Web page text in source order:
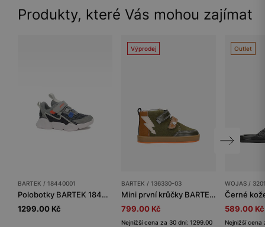
Produkty, které Vás mohou zajímat
BARTEK / 18440001
Polobotky BARTEK 18440001, pro chlapce
1299.00 Kč
Výprodej
BARTEK / 136330-03
Mini první krůčky BARTEK 136330-03, zeleno-hnědé
799.00 Kč
Nejnižší cena za 30 dní: 1299.00
Outlet
WOJAS /
589.00 Kč
Nejnižší cena